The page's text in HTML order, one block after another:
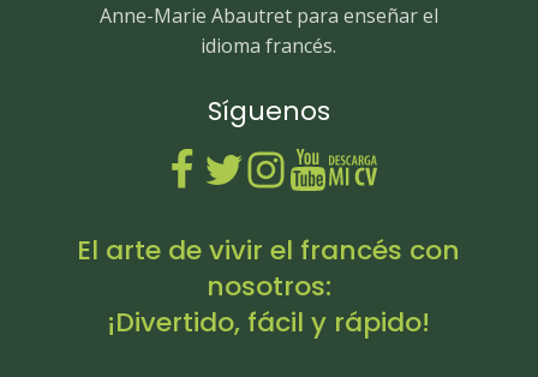
Anne-Marie Abautret para enseñar el
idioma francés.
Síguenos
El arte de vivir el francés con
nosotros:
¡Divertido, fácil y rápido!